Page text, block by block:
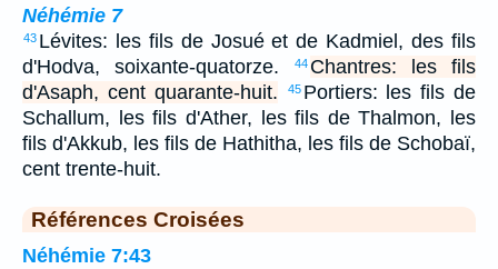
Néhémie 7
43 Lévites: les fils de Josué et de Kadmiel, des fils
d'Hodva, soixante-quatorze.
44 Chantres: les fils
d'Asaph, cent quarante-huit.
45 Portiers: les fils de
Schallum, les fils d'Ather, les fils de Thalmon, les
fils d'Akkub, les fils de Hathitha, les fils de Schobaï,
cent trente-huit.
Références Croisées
Néhémie 7:43